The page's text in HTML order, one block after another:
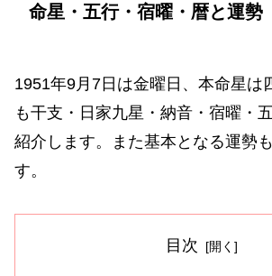
命星・五行・宿曜・暦と運勢
1951年9月7日は金曜日、本命星は
も干支・日家九星・納音・宿曜・
紹介します。また基本となる運勢
す。
目次